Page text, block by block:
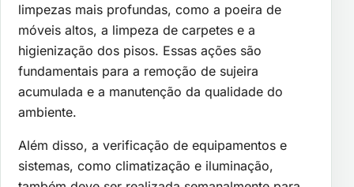
limpezas mais profundas, como a poeira de
móveis altos, a limpeza de carpetes e a
higienização dos pisos. Essas ações são
fundamentais para a remoção de sujeira
acumulada e a manutenção da qualidade do
ambiente.
Além disso, a verificação de equipamentos e
sistemas, como climatização e iluminação,